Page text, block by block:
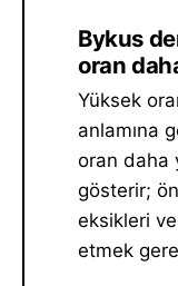
Bykus
oran
Yüksek
anlamına
oran daha
gösterir;
eksikleri ve
etmek